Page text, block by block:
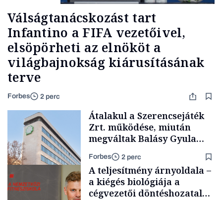
Válságtanácskozást tart
Infantino a FIFA vezetőivel,
elsöpörheti az elnököt a
világbajnokság kiárusításának
terve
Forbes 2 perc
Átalakul a Szerencsejáték
Zrt. működése, miután
megváltak Balásy Gyula
cégétől
Forbes 2 perc
A teljesítmény árnyoldala –
a kiégés biológiája a
cégvezetői döntéshozatal